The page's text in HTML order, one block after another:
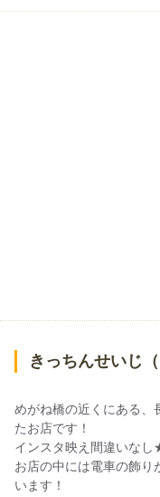
きっちんせいじ（
めがね橋の近くにある、
たお店です！
インスタ映え間違いな
お店の中には電車の飾り
います！